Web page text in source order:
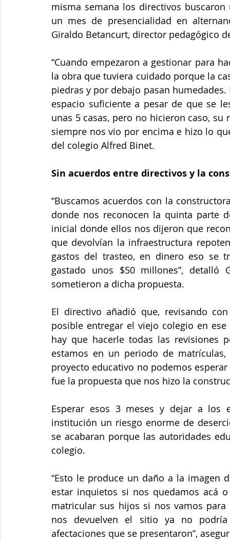
misma semana los directivos
un mes de presencialidad en
Giraldo Betancurt, director pedagógico
“Cuando empezaron a gestionar para
la obra que tuviera cuidado porque la
piedras y por debajo pasan
espacio suficiente a pesar de que se
unas 5 casas, pero no hicieron caso,
siempre nos vio por encima e hizo lo
del colegio Alfred Binet.
Sin acuerdos entre directivos y la
“Buscamos acuerdos con la
donde nos reconocen la quinta parte
inicial donde ellos nos dijeron que
que devolvían la infraestructura
gastos del trasteo, en dinero eso se
gastado unos $50 millones”,
sometieron a dicha propuesta.
El directivo añadió que, revisando
posible entregar el viejo colegio en
hay que hacerle todas las revisiones
estamos en un periodo de
proyecto educativo no podemos
fue la propuesta que nos hizo la
Esperar esos 3 meses y dejar a los
institución un riesgo enorme de
se acabaran porque las autoridades
colegio.
“Esto le produce un daño a la imagen
estar inquietos si nos quedamos acá
matricular sus hijos si nos vamos
nos devuelven el sitio ya no
afectaciones que se presentaron”,